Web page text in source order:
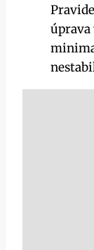
úprava